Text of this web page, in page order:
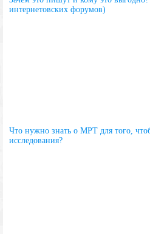
интернетовских форумов)
Что нужно знать о МРТ для того,
исследования?